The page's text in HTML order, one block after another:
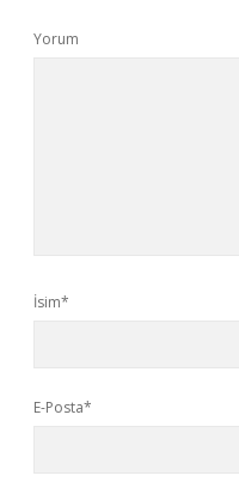
Yorum
İsim*
E-Posta*